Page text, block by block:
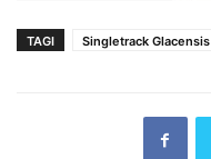
TAGI Singletrack Glacensis